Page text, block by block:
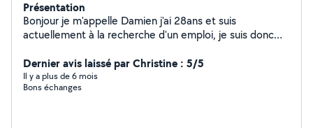
Présentation
Bonjour je m'appelle Damien j'ai 28ans et suis
actuellement à la recherche d'un emploi, je suis donc
J'aime beaucoup les animaux, la nature et le relationnel.
Je suis assez débrouillard pour résoudre des problèmes
informatiques. Mes hobbies sont la randonnées, les
Dernier avis laissé par Christine : 5/5
Il y a plus de 6 mois
Bons échanges